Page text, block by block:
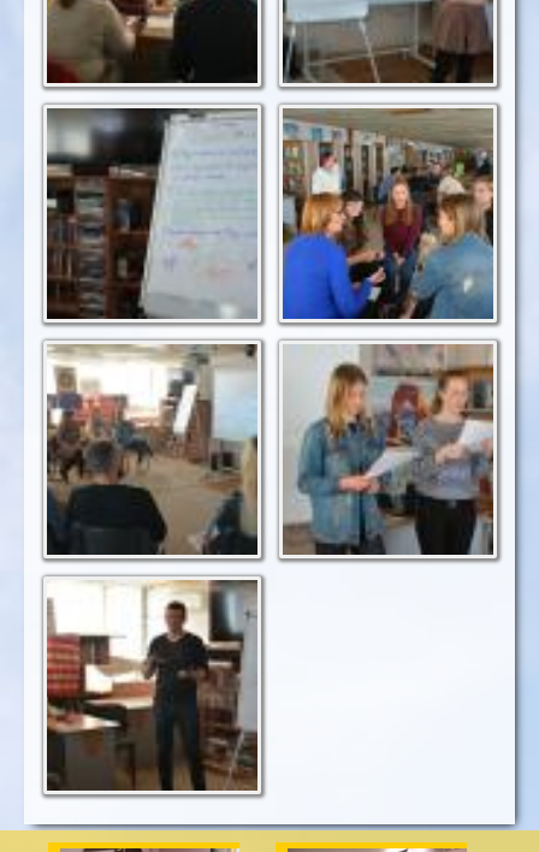
Наші "дивні" закони
із автографами
укладачів
Поговоримо про
екологічні проблеми
Переробка пластику
- одне із нагальних
питань
Як добре ви знаєте
лексику, пов'язану із
екологією?
екологічні проблеми
більш детально